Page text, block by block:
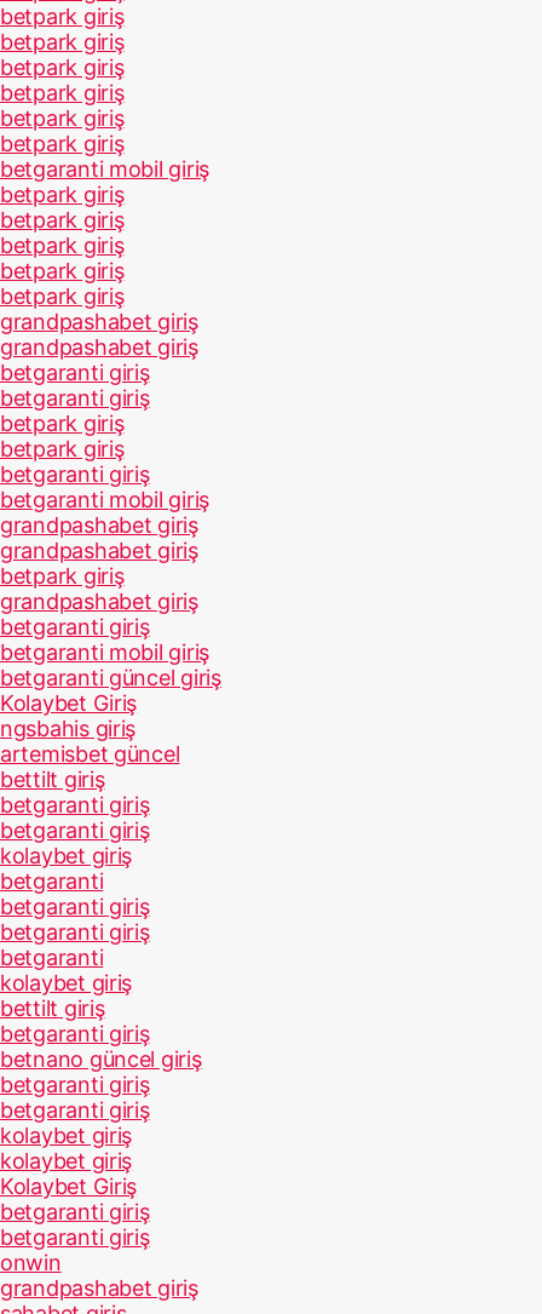
betpark giriş
betpark giriş
betpark giriş
betpark giriş
betpark giriş
betpark giriş
betgaranti mobil giriş
betpark giriş
betpark giriş
betpark giriş
betpark giriş
betpark giriş
grandpashabet giriş
grandpashabet giriş
betgaranti giriş
betgaranti giriş
betpark giriş
betpark giriş
betgaranti giriş
betgaranti mobil giriş
grandpashabet giriş
grandpashabet giriş
betpark giriş
grandpashabet giriş
betgaranti giriş
betgaranti mobil giriş
betgaranti güncel giriş
Kolaybet Giriş
ngsbahis giriş
artemisbet güncel
bettilt giriş
betgaranti giriş
betgaranti giriş
kolaybet giriş
betgaranti
betgaranti giriş
betgaranti giriş
betgaranti
kolaybet giriş
bettilt giriş
betgaranti giriş
betnano güncel giriş
betgaranti giriş
betgaranti giriş
kolaybet giriş
kolaybet giriş
Kolaybet Giriş
betgaranti giriş
betgaranti giriş
onwin
grandpashabet giriş